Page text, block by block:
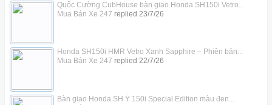
Quốc Cường CubHouse bàn giao Honda SH150i Vetro...
Mua Bán Xe 247 replied 23/7/26
Honda SH150i HMR Vetro Xanh Sapphire – Phiên bản...
Mua Bán Xe 247 replied 22/7/26
Bàn giao Honda SH Ý 150i Special Edition màu đen...